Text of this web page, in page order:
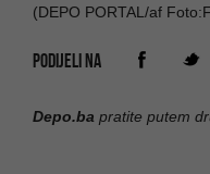
(DEPO PORTAL/af
PODIJELI NA
Depo.ba pratite putem